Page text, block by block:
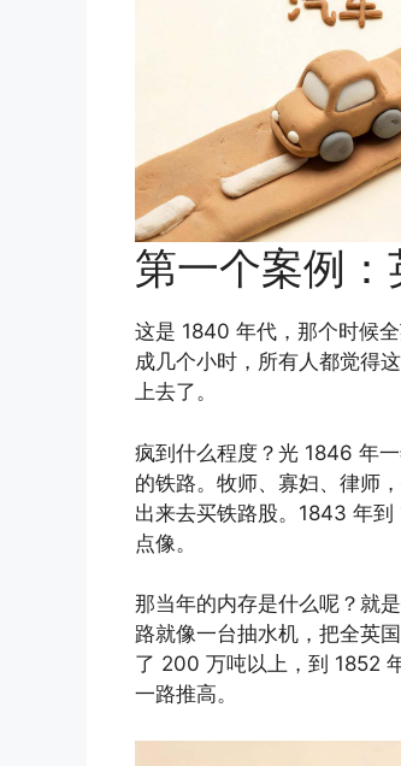
第一个案例
这是 1840 年代，那个时候
成几个小时，所有人都觉得
上去了。
疯到什么程度？光 1846 年
的铁路。牧师、寡妇、律师
出来去买铁路股。1843 年
点像。
那当年的内存是什么呢？就
路就像一台抽水机，把全英
了 200 万吨以上，到 1852
一路推高。